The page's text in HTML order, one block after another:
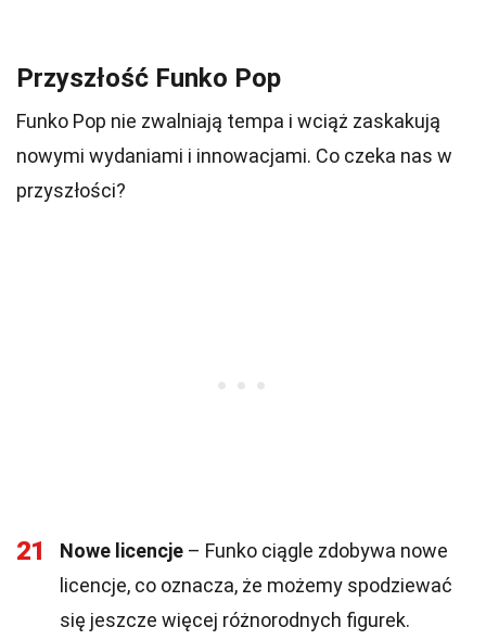
Przyszłość Funko Pop
Funko Pop nie zwalniają tempa i wciąż zaskakują
nowymi wydaniami i innowacjami. Co czeka nas w
przyszłości?
21 Nowe licencje – Funko ciągle zdobywa nowe
licencje, co oznacza, że możemy spodziewać
się jeszcze więcej różnorodnych figurek.